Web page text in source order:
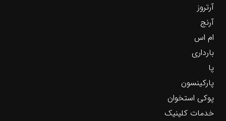
آرتروز
آرنج
ام اس
بارداری
پا
پارکینسون
پوکی استخوان
خدمات کلینیک